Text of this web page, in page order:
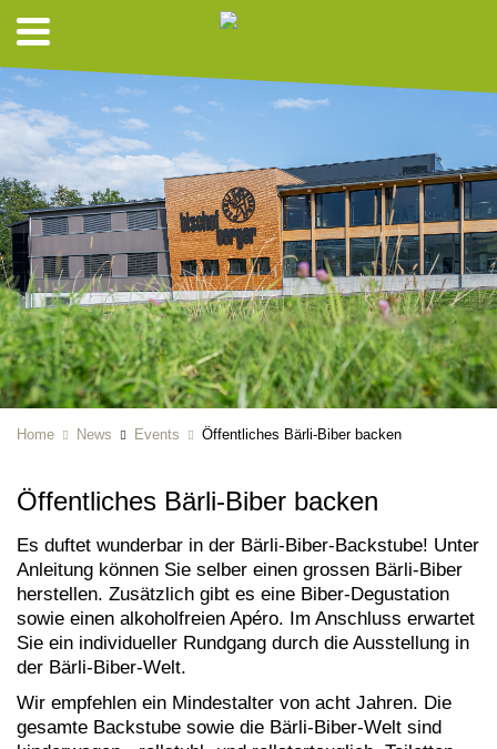
Home News Events Öffentliches Bärli-Biber backen
Öffentliches Bärli-Biber backen
Es duftet wunderbar in der Bärli-Biber-Backstube! Unter
Anleitung können Sie selber einen grossen Bärli-Biber
herstellen. Zusätzlich gibt es eine Biber-Degustation
sowie einen alkoholfreien Apéro. Im Anschluss erwartet
Sie ein individueller Rundgang durch die Ausstellung in
der Bärli-Biber-Welt.
Wir empfehlen ein Mindestalter von acht Jahren. Die
gesamte Backstube sowie die Bärli-Biber-Welt sind